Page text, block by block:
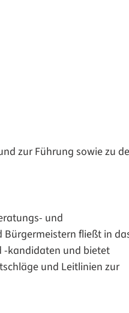
zur Führung sowie zu
und
Bürgermeistern fließt in
-kandidaten und bietet
und Leitlinien zur